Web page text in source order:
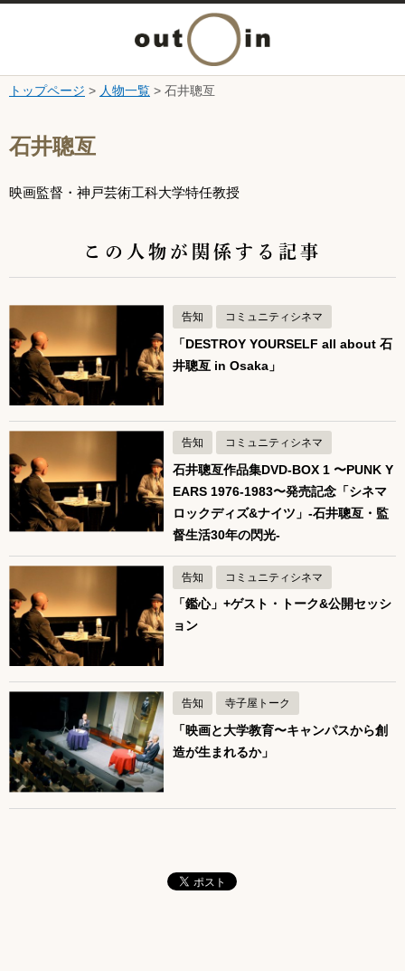
本文へ
ニ
ュ
ー
を
く
トップページ > 人物一覧 > 石井聰亙
石井聰亙
映画監督・神戸芸術工科大学特任教授
この人物が関係する記事
告知 コミュニティシネマ
「DESTROY YOURSELF all about 石
井聰亙 in Osaka」
告知 コミュニティシネマ
石井聰亙作品集DVD-BOX 1 〜PUNK Y
EARS 1976-1983〜発売記念「シネマ
ロックディズ&ナイツ」-石井聰亙・監
督生活30年の閃光-
告知 コミュニティシネマ
「鑑心」+ゲスト・トーク&公開セッシ
ョン
告知 寺子屋トーク
「映画と大学教育〜キャンパスから創
造が生まれるか」